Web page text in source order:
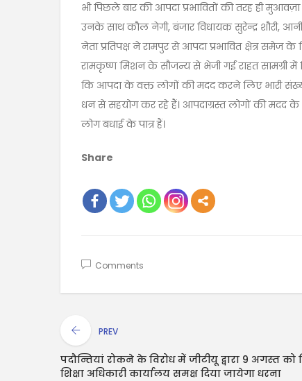
भी पिछले बार की आपदा प्रभावितों की तरह ही
उनके साथ कौल नेगी, बंजार विधायक सुरेन्द्र शौरी,
नेता प्रतिपक्ष ने रामपुर से आपदा प्रभावित क्षेत्र समेज के
रामकृष्ण मिशन के सौजन्य से भेजी गई राहत सामग्री
कि आपदा के वक्त लोगों की मदद करने लिए भारी
धन से सहयोग कर रहे हैं। आपदाग्रस्त लोगों की मदद
लोग बधाई के पात्र हैं।
Share
Comments
PREV
पदौन्तियां रोकने के विरोध में जीटीयू द्वारा 9 अगस्त को
शिक्षा अधिकारी कार्यालय समक्ष दिया जायेगा धरना